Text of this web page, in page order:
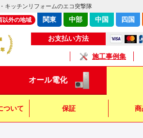
キッチンリフォームのエコ突撃隊
お支払い方法
施工事例集
以外の地域 関東 中部 中国 四国
オール電化
ついて 保証 商